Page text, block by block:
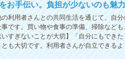
お手伝い。負担が少ないのも魅力
利用者さんとの共同生活を通じて、自分
です。買い物や食事の準備、掃除なども
すぎないことが大切】「自分にもできた
も大切です。利用者さんが自立できるよ